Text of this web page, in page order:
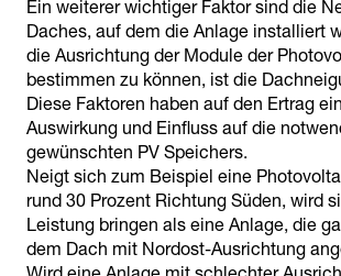
Ein weiterer wichtiger Faktor sind die
Daches, auf dem die Anlage installiert
die Ausrichtung der Module der
bestimmen zu können, ist die
Diese Faktoren haben auf den Ertrag
Auswirkung und Einfluss auf die
gewünschten PV Speichers.
Neigt sich zum Beispiel eine
rund 30 Prozent Richtung Süden, wird
Leistung bringen als eine Anlage, die
dem Dach mit Nordost-Ausrichtung